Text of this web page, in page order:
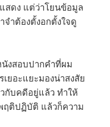
สดง แต่ว่าโยนข้อมูล
จำต้องตั้งอกตั้งใจดู
งสอบปากคำที่ผม
ยอะแยะมองน่าสงสัย
กับคดีอยู่แล้ว ทำให้
ฤติปฏิบัติ แล้วก็ความ